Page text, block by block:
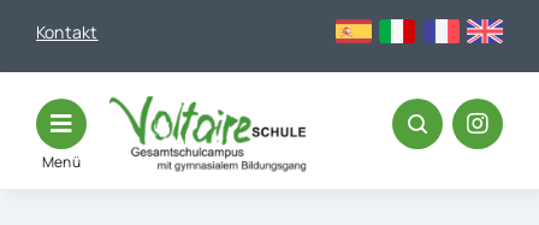
Kontakt
Menü